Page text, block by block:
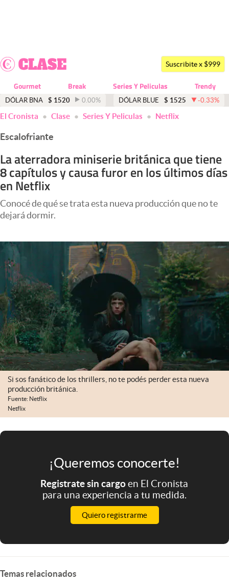
Dólar
Economía y Política
Finanzas y Mercados
Mercados Online
Negocios
Columnistas
Apertura
Clima
Mundial 2026
Eventos Corporativos
El Cronista Studio
Mediakit
abre en nueva pestaña
Argentina
Suscribite x $999
Gourmet Break Series Y Peliculas Trendy
DÓLAR BNA $ 1520 0.00% DÓLAR BLUE $ 1525 -0.33%
El Cronista Clase Series Y Peliculas Netflix
Escalofriante
La aterradora miniserie británica que tiene
8 capítulos y causa furor en los últimos días
en Netflix
Conocé de qué se trata esta nueva producción que no te
dejará dormir.
Si sos fanático de los thrillers, no te podés perder esta nueva
producción británica.
Fuente: Netflix
Netflix
¡Queremos conocerte!
Registrate sin cargoen El Cronista
para una experiencia a tu medida.
Quiero registrarme
Temas relacionados